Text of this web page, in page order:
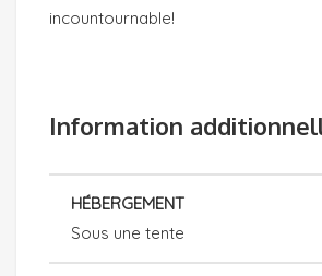
incountournable!
Information
HÉBERGEMENT
Sous une tente